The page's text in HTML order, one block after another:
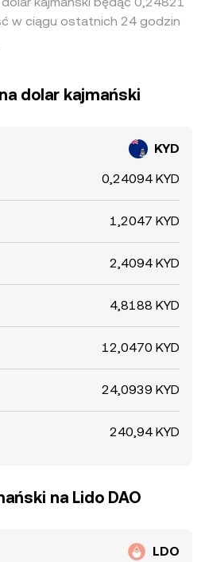
w ciągu ostatnich 24 godzin
dolar kajmański
KYD
0,24094 KYD
1,2047 KYD
2,4094 KYD
4,8188 KYD
12,0470 KYD
24,0939 KYD
240,94 KYD
na Lido DAO
LDO